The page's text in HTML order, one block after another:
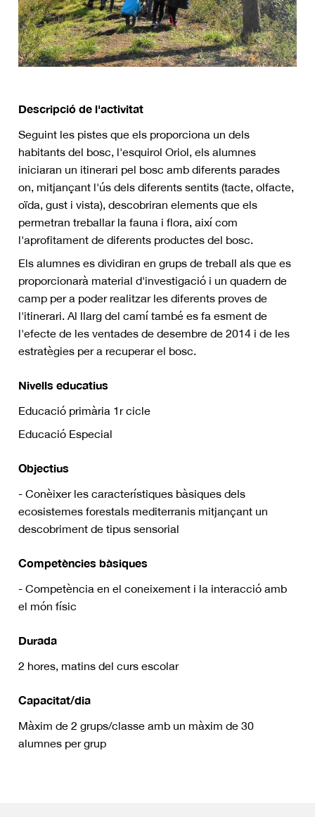
Descripció de l'activitat
Seguint les pistes que els proporciona un dels
habitants del bosc, l'esquirol Oriol, els alumnes
iniciaran un itinerari pel bosc amb diferents parades
on, mitjançant l'ús dels diferents sentits (tacte, olfacte,
oïda, gust i vista), descobriran elements que els
permetran treballar la fauna i flora, així com
l'aprofitament de diferents productes del bosc.
Els alumnes es dividiran en grups de treball als que es
proporcionarà material d'investigació i un quadern de
camp per a poder realitzar les diferents proves de
l'itinerari. Al llarg del camí també es fa esment de
l'efecte de les ventades de desembre de 2014 i de les
estratègies per a recuperar el bosc.
Nivells educatius
Educació primària 1r cicle
Educació Especial
Objectius
- Conèixer les característiques bàsiques dels
ecosistemes forestals mediterranis mitjançant un
descobriment de tipus sensorial
Competències bàsiques
- Competència en el coneixement i la interacció amb
el món físic
Durada
2 hores, matins del curs escolar
Capacitat/dia
Màxim de 2 grups/classe amb un màxim de 30
alumnes per grup